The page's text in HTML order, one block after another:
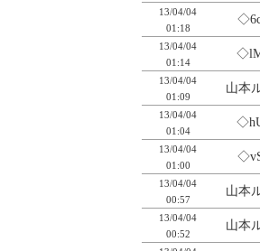
13/04/04
01:18
13/04/04
01:14
13/04/04
01:09
山本
13/04/04
01:04
13/04/04
01:00
13/04/04
00:57
山本
13/04/04
00:52
山本